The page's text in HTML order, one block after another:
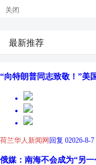
关闭
最新推荐
“向特朗普同志致敬！”美
荷兰华人新闻网回复 02026-8-7
俄媒：南海不会成为“另